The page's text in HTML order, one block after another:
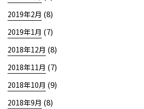
2019年2月 (8)
2019年1月 (7)
2018年12月 (8)
2018年11月 (7)
2018年10月 (9)
2018年9月 (8)